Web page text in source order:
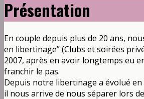
Présentation
En couple depuis plus de 20 ans,
en libertinage” (Clubs et soirées
2007, après en avoir longtemps eu
franchir le pas.
Depuis notre libertinage a évolué
il nous arrive de nous séparer lors